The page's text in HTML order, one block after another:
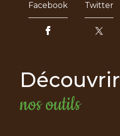
Facebook Twitter
découvrir
nos outils